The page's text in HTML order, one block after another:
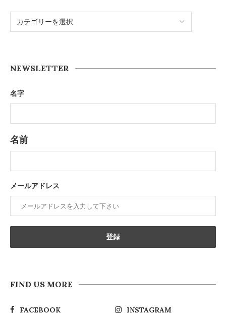
NEWSLETTER
名字
名前
メールアドレス
FIND US MORE
FACEBOOK INSTAGRAM